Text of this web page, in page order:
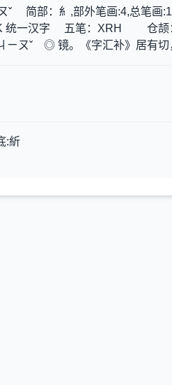
简部：糹,部外笔画:4,总笔
统一汉字 五笔：XRH 仓
ㄡˇ ◎ 镜。《字汇补》居有切
:紤